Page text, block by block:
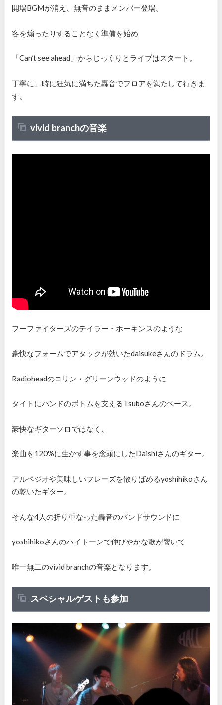
開場BGMが消え、無音のままメンバー登場。
客を煽ったりすることなく準備を始め
「Can’t see ahead 」からじっくりとライブはスタート。
丁寧に、時に狂気に満ちた轟音でフロアを満たして行きま
す。
vivid branchの音楽
フーファイターズのテイラー・ホーキンスのような
豪快なフォームでアタックが効いたdaisukeさんのドラム。
Radioheadのコリン・グリーンウッドのように
タイトにバンドのボトムを支えるTsuboさんのベース。
豪快なギターソロではなく、
楽曲を120%に生かす事を念頭にしたDaishiさんのギター。
アルペジオや美味しいフレーズを散りばめるyoshihikoさん
の乾いたギター。
そんな4人の折り重なった轟音のバンドサウンドに
yoshihikoさんのハイトーンで伸びやかな歌が響いて
唯一無二のvivid branchの音楽となります。
スペシャルゲストも参加